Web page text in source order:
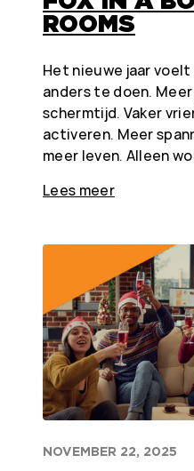
ROOMS
Het nieuwe jaar voelt
anders te doen.
schermtijd. Vaker
activeren. Meer
meer leven. Alleen
Lees meer
NOVEMBER 22, 2025